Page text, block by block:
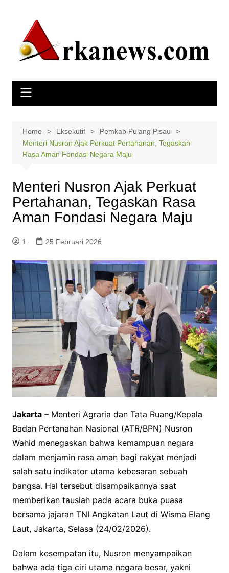
Home Eksekutif
Pemkab Pulang Pisau
Menteri Nusron Ajak Perkuat Pertahanan, Tegaskan
Rasa Aman Fondasi Negara Maju
Menteri Nusron Ajak Perkuat
Pertahanan, Tegaskan Rasa
Aman Fondasi Negara Maju
1 25 Februari 2026
Jakarta– Menteri Agraria dan Tata Ruang/Kepala
Badan Pertanahan Nasional (ATR/BPN) Nusron
Wahid menegaskan bahwa kemampuan negara
dalam menjamin rasa aman bagi rakyat menjadi
salah satu indikator utama kebesaran sebuah
bangsa. Hal tersebut disampaikannya saat
memberikan tausiah pada acara buka puasa
bersama jajaran TNI Angkatan Laut di Wisma Elang
Laut, Jakarta, Selasa (24/02/2026).
Dalam kesempatan itu, Nusron menyampaikan
bahwa ada tiga ciri utama negara besar, yakni